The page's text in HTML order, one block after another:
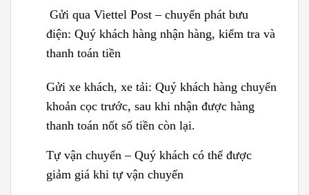
Gửi qua Viettel Post – chuyển phát bưu
điện: Quý khách hàng nhận hàng, kiểm tra và
thanh toán tiền
Gửi xe khách, xe tải: Quý khách hàng chuyển
khoản cọc trước, sau khi nhận được hàng
thanh toán nốt số tiền còn lại.
Tự vận chuyển – Quý khách có thể được
giảm giá khi tự vận chuyển